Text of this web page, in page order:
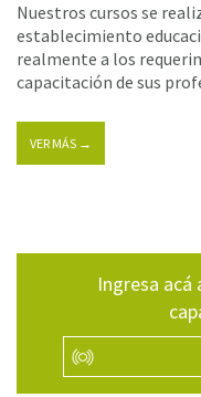
Nuestros cursos se
establecimiento
realmente a los
capacitación de sus
VER MÁS →
Ingresa